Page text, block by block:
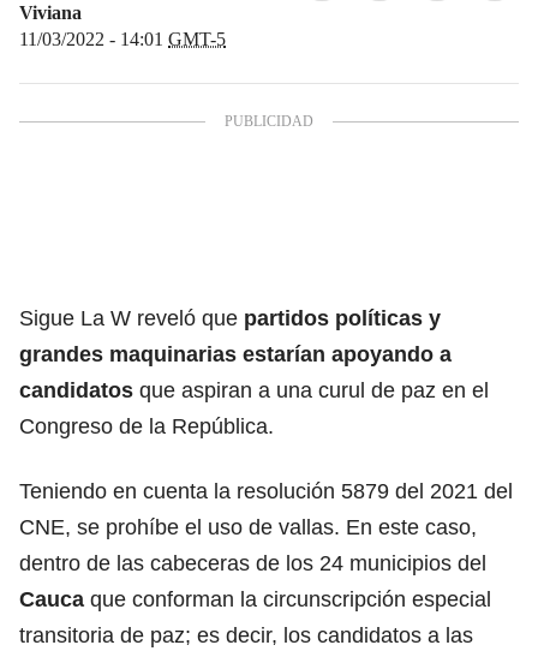
Viviana
11/03/2022 - 14:01 GMT-5
Sigue La W reveló que partidos políticas y
grandes maquinarias estarían apoyando a
candidatos que aspiran a una curul de paz en el
Congreso de la República.
Teniendo en cuenta la resolución 5879 del 2021 del
CNE, se prohíbe el uso de vallas. En este caso,
dentro de las cabeceras de los 24 municipios del
Cauca que conforman la circunscripción especial
transitoria de paz; es decir, los candidatos a las